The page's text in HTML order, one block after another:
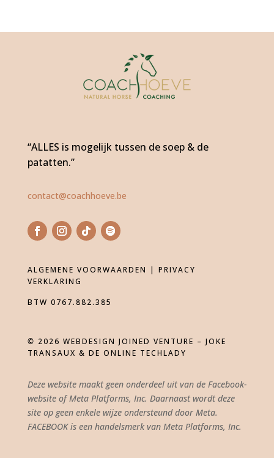
“ALLES is mogelijk tussen de soep & de
patatten.”
contact@coachhoeve.be
ALGEMENE VOORWAARDEN | PRIVACY
VERKLARING
BTW 0767.882.385
© 2026 WEBDESIGN JOINED VENTURE – JOKE
TRANSAUX & DE ONLINE TECHLADY
Deze website maakt geen onderdeel uit van de Facebook-
website of Meta Platforms, Inc. Daarnaast wordt deze
site op geen enkele wijze ondersteund door Meta.
FACEBOOK is een handelsmerk van Meta Platforms, Inc.